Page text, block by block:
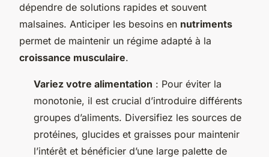
dépendre de solutions rapides et souvent
malsaines. Anticiper les besoins en nutriments
permet de maintenir un régime adapté à la
croissance musculaire.
Variez votre alimentation : Pour éviter la
monotonie, il est crucial d’introduire différents
groupes d’aliments. Diversifiez les sources de
protéines, glucides et graisses pour maintenir
l’intérêt et bénéficier d’une large palette de